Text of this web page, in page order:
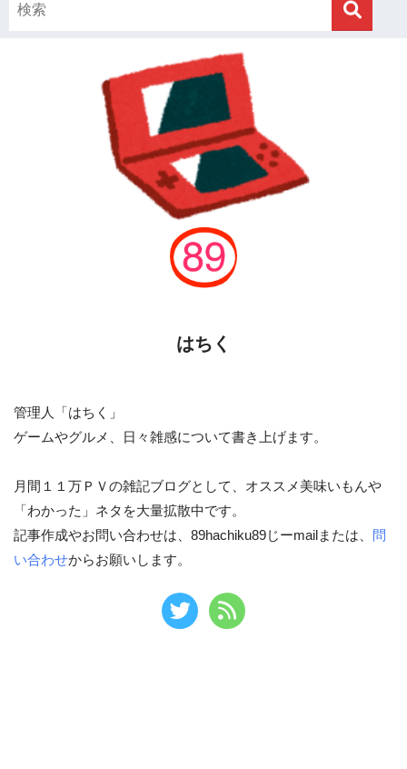
はちく
管理人「はちく」
ゲームやグルメ、日々雑感について書き上げます。
月間１１万ＰＶの雑記ブログとして、オススメ美味いもんや
「わかった」ネタを大量拡散中です。
記事作成やお問い合わせは、89hachiku89じーmailまたは、
問
い合わせからお願いします。